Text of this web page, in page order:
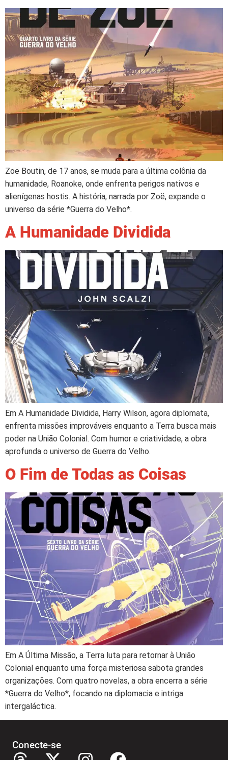
Zoë Boutin, de 17 anos, se muda para a última colônia da
humanidade, Roanoke, onde enfrenta perigos nativos e
alienígenas hostis. A história, narrada por Zoë, expande o
universo da série *Guerra do Velho*.
A Humanidade Dividida
Em A Humanidade Dividida, Harry Wilson, agora diplomata,
enfrenta missões improváveis enquanto a Terra busca mais
poder na União Colonial. Com humor e criatividade, a obra
aprofunda o universo de Guerra do Velho.
O Fim de Todas as Coisas
Em A Última Missão, a Terra luta para retornar à União
Colonial enquanto uma força misteriosa sabota grandes
organizações. Com quatro novelas, a obra encerra a série
*Guerra do Velho*, focando na diplomacia e intriga
intergaláctica.
Conecte-se